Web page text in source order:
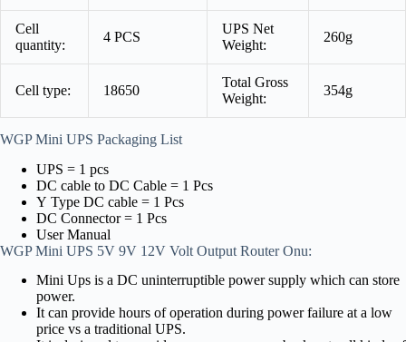
Cell
quantity:
4 PCS
UPS Net
Weight:
260g
Cell type: 18650
Total Gross
Weight:
354g
WGP Mini UPS Packaging List
UPS = 1 pcs
DC cable to DC Cable = 1 Pcs
Y Type DC cable = 1 Pcs
DC Connector = 1 Pcs
User Manual
WGP Mini UPS 5V 9V 12V Volt Output Router Onu:
Mini Ups is a DC uninterruptible power supply which can store
power.
It can provide hours of operation during power failure at a low
price vs a traditional UPS.